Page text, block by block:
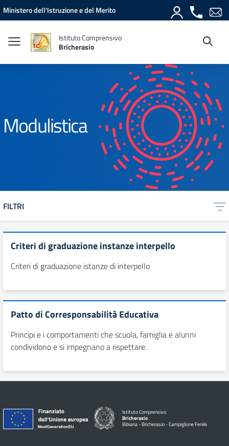
Vai ai contenuti
Vai al menu di navigazione
Vai al footer
Ministero dell'Istruzione e del Merito
Istituto Comprensivo
Bricherasio
Modulistica
FILTRI
Criteri di graduazione instanze interpello
Criteri di graduazione istanze di interpello
Patto di Corresponsabilità Educativa
Principi e i comportamenti che scuola, famiglia e alunni
condividono e si impegnano a rispettare.
Istituto Comprensivo
Bricherasio
Bibiana - Bricherasio - Campiglione Fenile